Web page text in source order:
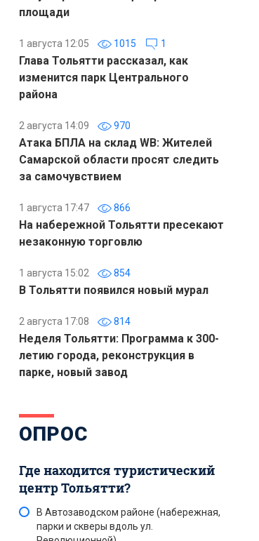
площади
1 августа 12:05 1015 1
Глава Тольятти рассказал, как
изменится парк Центрального
района
2 августа 14:09 970
Атака БПЛА на склад WB: Жителей
Самарской области просят следить
за самочувствием
1 августа 17:47 866
На набережной Тольятти пресекают
незаконную торговлю
1 августа 15:02 854
В Тольятти появился новый мурал
2 августа 17:08 814
Неделя Тольятти: Программа к 300-
летию города, реконструкция в
парке, новый завод
ОПРОС
Где находится туристический
центр Тольятти?
В Автозаводском районе (набережная,
парки и скверы вдоль ул.